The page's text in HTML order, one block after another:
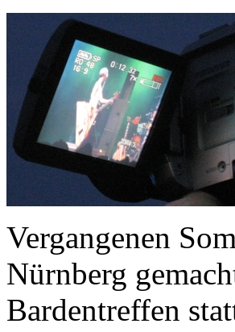
Vergangenen
Nürnberg
Bardentreffen